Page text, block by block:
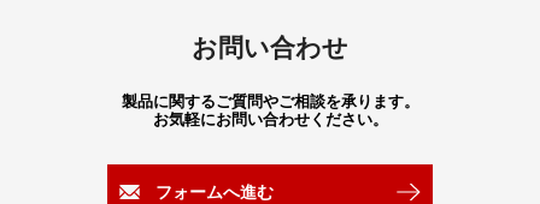
お問い合わせ
製品に関するご質問やご相談を承ります。
お気軽にお問い合わせください。
フォームへ進む